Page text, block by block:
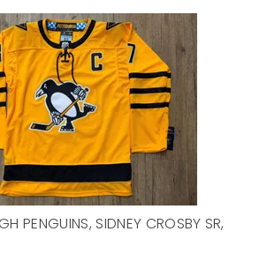
PENGUINS, SIDNEY CROSBY SR,